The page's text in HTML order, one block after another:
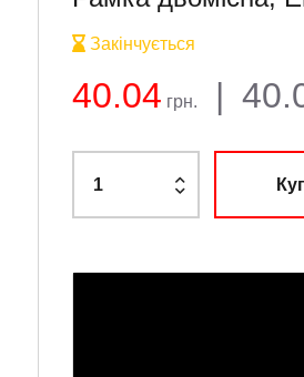
Баланс:
Закінчується
40.04 грн. |